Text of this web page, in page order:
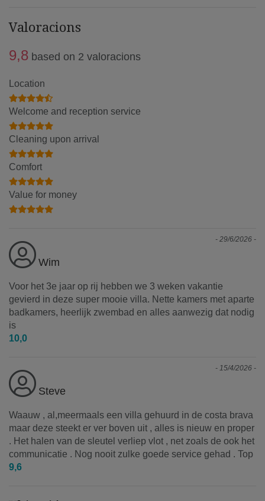
Valoracions
9,8 based on 2 valoracions
Location
Welcome and reception service
Cleaning upon arrival
Comfort
Value for money
- 29/6/2026 -
Wim
Voor het 3e jaar op rij hebben we 3 weken vakantie
gevierd in deze super mooie villa. Nette kamers met aparte
badkamers, heerlijk zwembad en alles aanwezig dat nodig
is
10,0
- 15/4/2026 -
Steve
Waauw , al,meermaals een villa gehuurd in de costa brava
maar deze steekt er ver boven uit , alles is nieuw en proper
. Het halen van de sleutel verliep vlot , net zoals de ook het
communicatie . Nog nooit zulke goede service gehad . Top
9,6